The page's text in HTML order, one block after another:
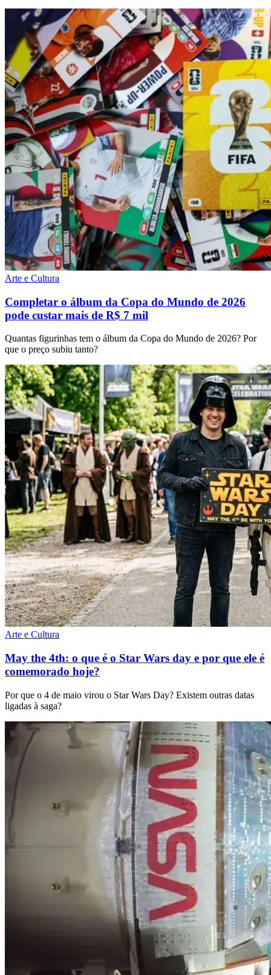
Arte e Cultura
Completar o álbum da Copa do Mundo de 2026
pode custar mais de R$ 7 mil
Quantas figurinhas tem o álbum da Copa do Mundo de 2026? Por
que o preço subiu tanto?
Arte e Cultura
May the 4th: o que é o Star Wars day e por que ele é
comemorado hoje?
Por que o 4 de maio virou o Star Wars Day? Existem outras datas
ligadas à saga?